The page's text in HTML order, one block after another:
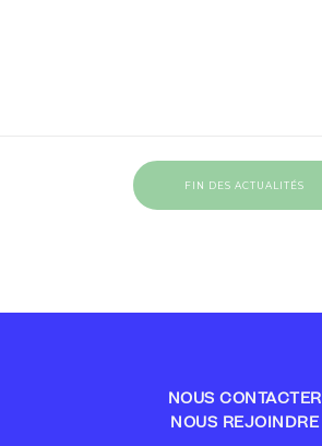
FIN DES ACTUALITÉS
NOUS CONTACTER
NOUS REJOINDRE